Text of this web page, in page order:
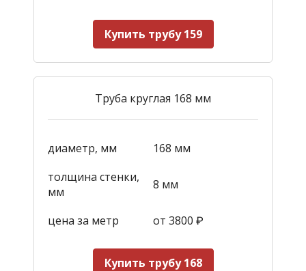
Купить трубу 159
Труба круглая 168 мм
диаметр, мм
168 мм
толщина стенки,
мм
8 мм
цена за метр от 3800 ₽
Купить трубу 168